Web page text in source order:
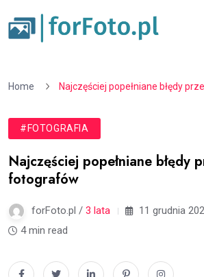
Home Najczęściej popełniane błędy
#FOTOGRAFIA
Najczęściej popełniane błędy
fotografów
forFoto.pl / 3 lata 11 grudnia
4 min read